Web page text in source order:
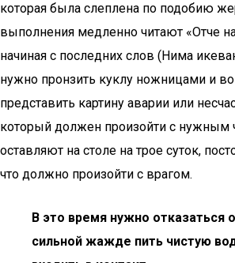
которая была слеплена по подобию
выполнения медленно читают «Отче
начиная с последних слов (Нима
нужно пронзить куклу ножницами и
представить картину аварии или
который должен произойти с нужным
оставляют на столе на трое суток,
что должно произойти с врагом.
В это время нужно отказаться
сильной жажде пить чистую